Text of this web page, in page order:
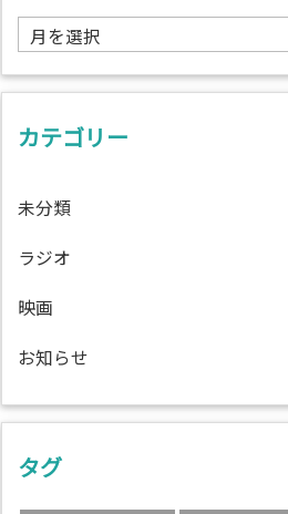
ア
ー
カ
ブ
カテゴリー
未分類
ラジオ
映画
お知らせ
タグ